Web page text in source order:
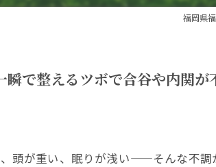
福岡県
瞬で整えるツボで合谷や内関
頭が重い、眠りが浅い——そんな不調